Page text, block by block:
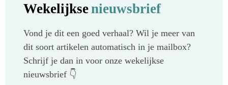
Wekelijksenieuwsbrief
Vond je dit een goed verhaal? Wil je meer van
dit soort artikelen automatisch in je mailbox?
Schrijf je dan in voor onze wekelijkse
nieuwsbrief 👇